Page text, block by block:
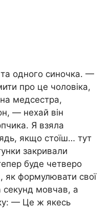
одного синочка. —
про це чоловіка,
медсестра,
— нехай він
Я взяла
якщо стоїш… тут
закривали
буде четверо
як формулювати свої
секунд мовчав, а
— Це ж якесь